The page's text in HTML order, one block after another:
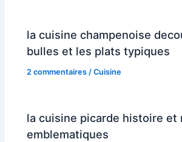
la cuisine champenoise
bulles et les plats typiques
2 commentaires /Cuisine
la cuisine picarde histoire et
emblematiques